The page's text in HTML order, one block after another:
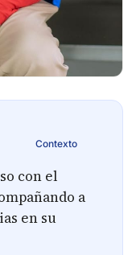
Contexto
con el
a
en su